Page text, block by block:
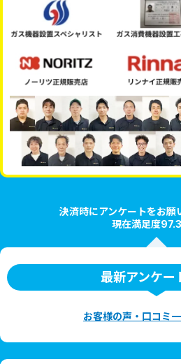
決済時にアンケートをお願
現在満足度97.3
最新アンケー
お客様の声・口コミ